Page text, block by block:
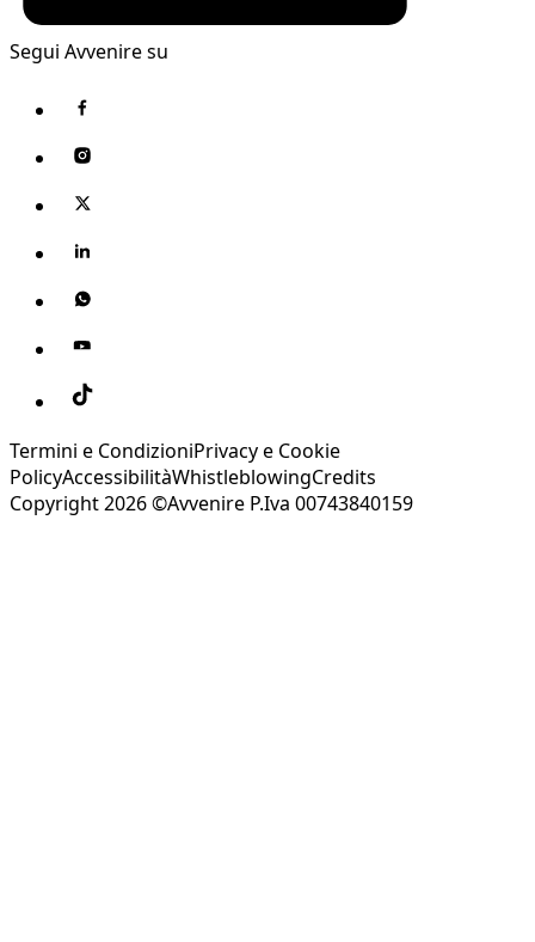
Segui Avvenire su
Termini e CondizioniPrivacy e Cookie
PolicyAccessibilitàWhistleblowingCredits
Copyright 2026 ©Avvenire P.Iva 00743840159